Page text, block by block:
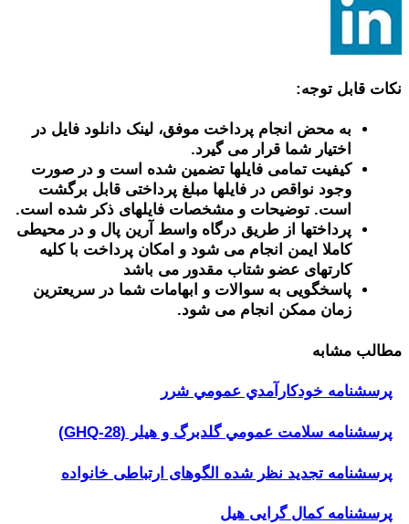
نکات قابل توجه:
به محض انجام پرداخت موفق، لینک دانلود فایل در
اختیار شما قرار می گیرد.
کیفیت تمامی فایلها تضمین شده است و در صورت
وجود نواقص در فایلها مبلغ پرداختی قابل برگشت
است. توضیحات و مشخصات فایلهای ذکر شده است.
پرداختها از طریق درگاه واسط آرین پال و در محیطی
کاملا ایمن انجام می شود و امکان پرداخت با کلیه
کارتهای عضو شتاب مقدور می باشد
پاسخگویی به سوالات و ابهامات شما در سریعترین
زمان ممکن انجام می شود.
مطالب مشابه
پرسشنامه خودكارآمدي عمومي شرر
پرسشنامه سلامت عمومي گلدبرگ و هیلر (GHQ-28)
پرسشنامه تجدید نظر شده الگوهای ارتباطی خانواده
پرسشنامه کمال گرایی هیل